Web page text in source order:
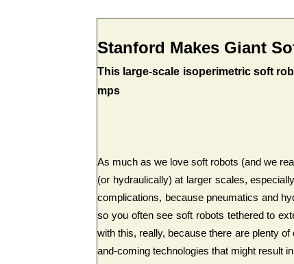
Stanford Makes Giant
This large-scale isoperimetric soft
mps
As much as we love soft robots (and we
(or hydraulically) at larger scales,
complications, because pneumatics and
so you often see soft robots tethered to
with this, really, because there are plenty
and-coming technologies that might result